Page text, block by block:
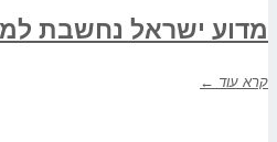
מדוע ישראל נחשבת
קרא עוד ←